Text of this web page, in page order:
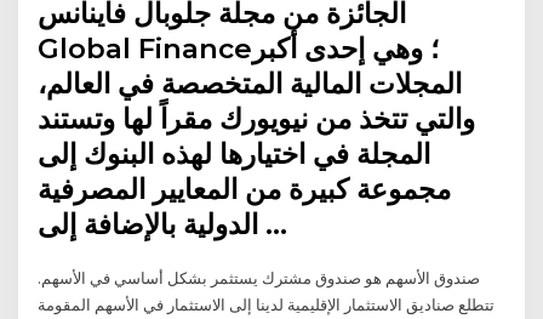
الجائزة من مجلة جلوبال فاينانس
Global Finance؛ وهي إحدى أكبر
المجلات المالية المتخصصة في العالم،
والتي تتخذ من نيويورك مقراً لها وتستند
المجلة في اختيارها لهذه البنوك إلى
مجموعة كبيرة من المعايير المصرفية
الدولية بالإضافة إلى …
صندوق الأسهم هو صندوق مشترك يستثمر بشكل أساسي في الأسهم.
تتطلع صناديق الاستثمار الإقليمية لدينا إلى الاستثمار في الأسهم المقومة